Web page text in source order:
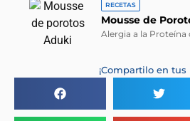
RECETAS
Mousse de
Alergia a la Proteína
¡Compartilo en tus